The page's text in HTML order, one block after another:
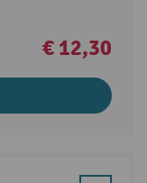
€ 12,30